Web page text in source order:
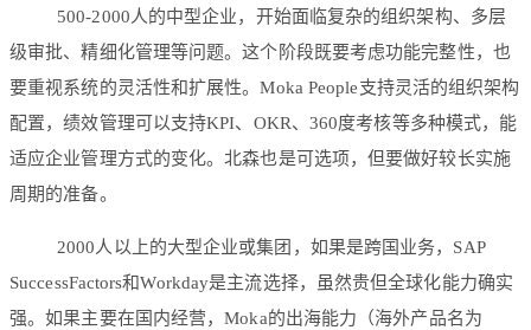
500-2000人的中型企业，开始面临复杂的组织架构、多层
级审批、精细化管理等问题。这个阶段既要考虑功能完整性，也
要重视系统的灵活性和扩展性。Moka People支持灵活的组织架构
配置，绩效管理可以支持KPI、OKR、360度考核等多种模式，能
适应企业管理方式的变化。北森也是可选项，但要做好较长实施
周期的准备。
2000人以上的大型企业或集团，如果是跨国业务，SAP
SuccessFactors和Workday是主流选择，虽然贵但全球化能力确实
强。如果主要在国内经营，Moka的出海能力（海外产品名为